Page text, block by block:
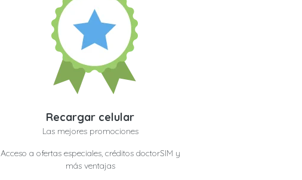
Recargar celular
Las mejores promociones
Acceso a ofertas especiales, créditos doctorSIM y
más ventajas